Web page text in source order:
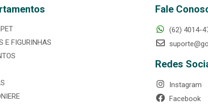
E FIGURINHAS
Fale
(62) 4014-
Redes
Instagram
Facebook